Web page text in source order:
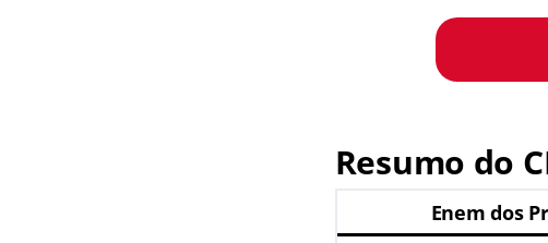
Resumo do
Enem dos